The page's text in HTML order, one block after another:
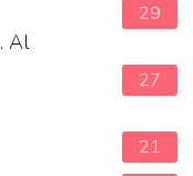
Al
29
27
21